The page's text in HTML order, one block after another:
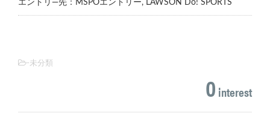
エントリ―先：MSPOエントリー, LAWSON Do! SPORTS
-未分類
0 interest